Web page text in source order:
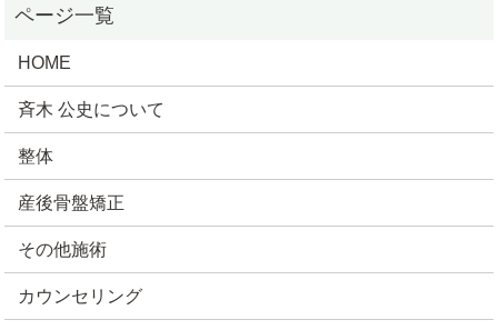
HOME
斉木 公史について
整体
産後骨盤矯正
その他施術
カウンセリング